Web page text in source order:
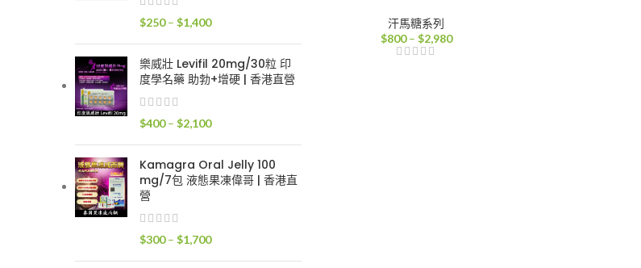
$250 – $1,400價
範
圍：
$1,400
樂威壯 Levifil 20mg/30粒 印
度學名藥 助勃+增硬 | 香港直營
$400 – $2,100價
圍：
Kamagra Oral Jelly 100
mg/7包 液態果凍偉哥 | 香港直
營
$300 – $1,700價
汗馬糖系列
$800 – $2,980價